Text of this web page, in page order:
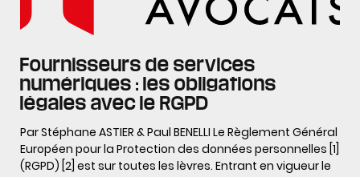
Fournisseurs de services
numériques : les obligations
légales avec le RGPD
Par Stéphane ASTIER & Paul BENELLI Le Règlement Général
Européen pour la Protection des données personnelles [1]
(RGPD) [2] est sur toutes les lèvres. Entrant en vigueur le